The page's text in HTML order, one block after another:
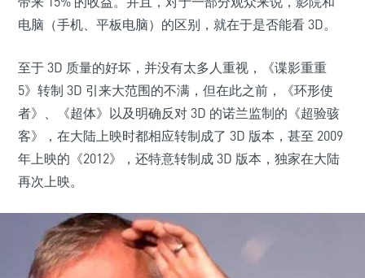
电脑（手机、平板电脑）的区别，就在于是否能看 3D。
至于 3D 质量的好坏，并没有太多人重视，《谍影重重
5》转制 3D 引来大范围的不满，但在此之前，《环形使
者》、《超体》以及明确反对 3D 的诺兰监制的《超验骇
客》，在大陆上映时都相应转制成了 3D 版本，甚至 2009
年上映的《2012》，还特意转制成 3D 版本，独家在大陆
再次上映。